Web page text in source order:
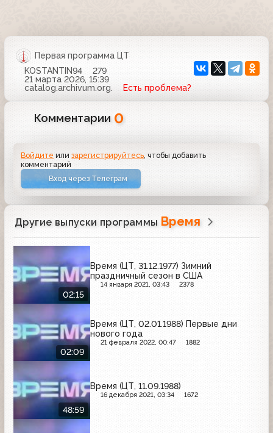
Первая программа ЦТ
KOSTANTIN94
279
21 марта 2026, 15:39
catalog.archivum.org.
Есть проблема?
Комментарии 0
Войдите илизарегистрируйтесь , чтобы добавить
комментарий
Вход через Телеграм
Другие выпуски программы Время
02:15
Время (ЦТ, 31.12.1977) Зимний
праздничный сезон в США
14 января 2021, 03:43 2378
02:09
Время (ЦТ, 02.01.1988) Первые дни
нового года
21 февраля 2022, 00:47 1882
48:59
Время (ЦТ, 11.09.1988)
16 декабря 2021, 03:34 1672